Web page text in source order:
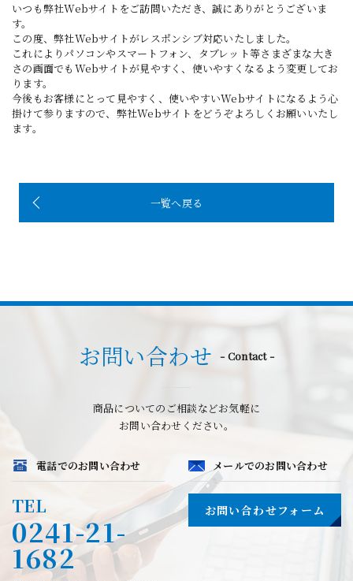
いつも弊社Webサイトをご訪問いただき、誠にありがとうございま
す。
この度、弊社Webサイトがレスポンシブ対応いたしました。
これによりパソコンやスマートフォン、タブレット等さまざまな大き
さの画面でもWebサイトが見やすく、使いやすくなるよう変更してお
ります。
今後もお客様にとって見やすく、使いやすいWebサイトになるよう心
掛けて参りますので、弊社Webサイトをどうぞよろしくお願いいたし
ます。
一覧へ戻る
お問い合わせ - Contact -
商品についてのご相談などお気軽に
お問い合わせください。
電話でのお問い合わせ
TEL
0241-21-
1682
メールでのお問い合わせ
お問い合わせフォーム